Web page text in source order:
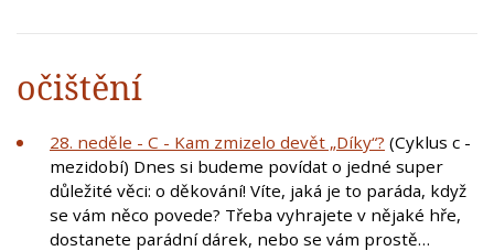
očištění
28. neděle - C - Kam zmizelo devět „Díky“? (Cyklus c -
mezidobí) Dnes si budeme povídat o jedné super
důležité věci: o děkování! Víte, jaká je to paráda, když
se vám něco povede? Třeba vyhrajete v nějaké hře,
dostanete parádní dárek, nebo se vám prostě…